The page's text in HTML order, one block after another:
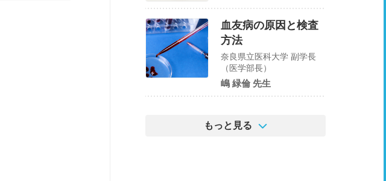
血友病の原因と検査
方法
奈良県立医科大学 副学長
（医学部長）
嶋 緑倫 先生
もっと見る